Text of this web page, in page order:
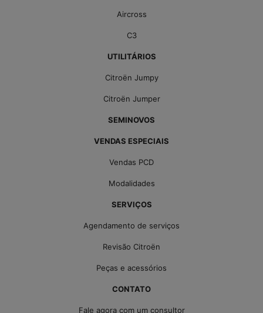
Aircross
C3
UTILITÁRIOS
Citroën Jumpy
Citroën Jumper
SEMINOVOS
VENDAS ESPECIAIS
Vendas PCD
Modalidades
SERVIÇOS
Agendamento de serviços
Revisão Citroën
Peças e acessórios
CONTATO
Fale agora com um consultor